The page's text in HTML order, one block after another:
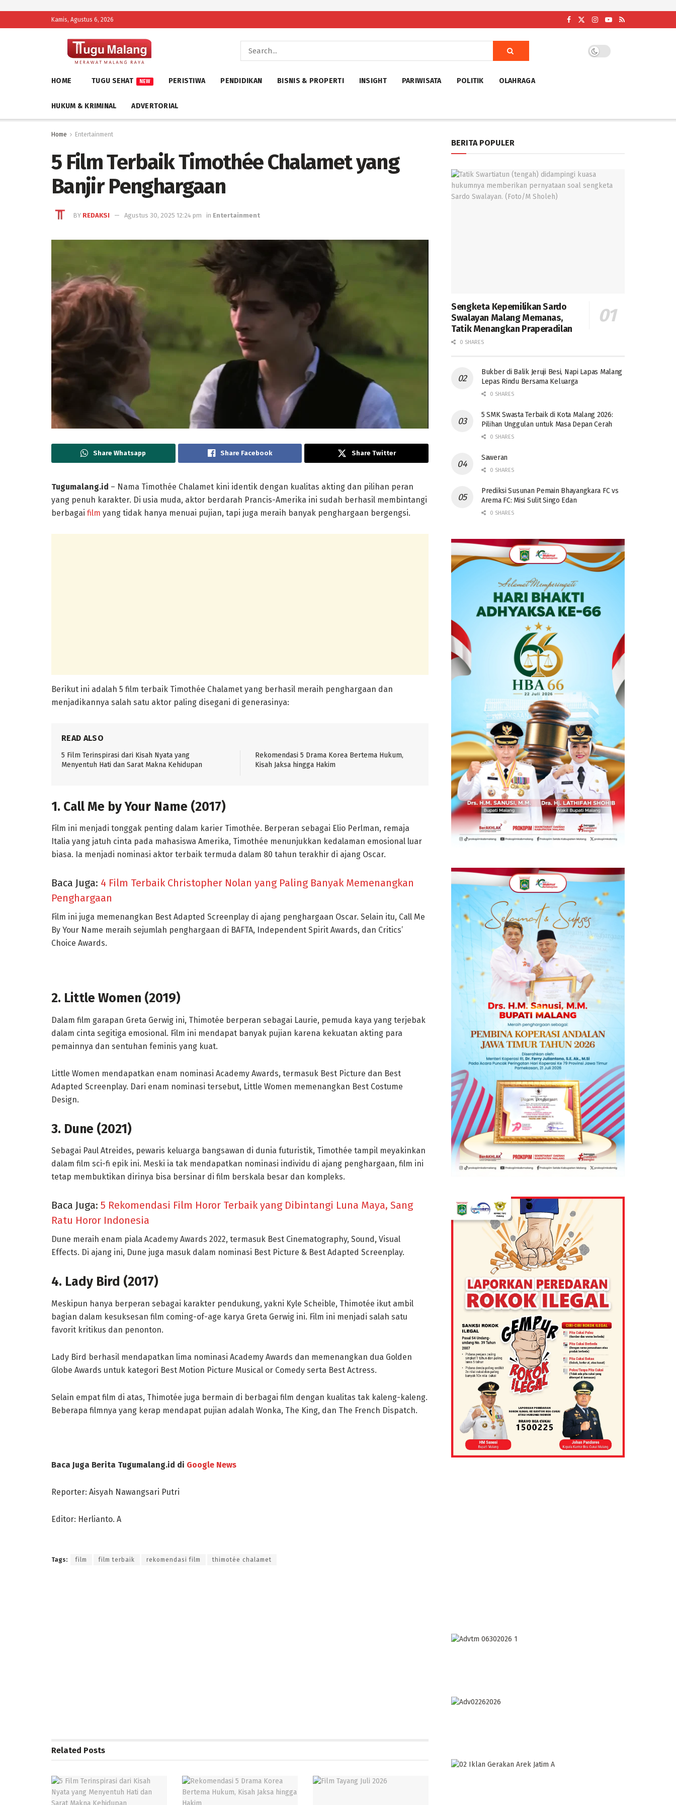
Kamis, Agustus 6, 2026
HOME TUGU SEHAT NEW PERISTIWA PENDIDIKAN BISNIS & PROPERTI INSIGHT PARIWISATA POLITIK OLAHRAGA
HUKUM & KRIMINAL ADVERTORIAL
Home Entertainment
5 Film Terbaik Timothée Chalamet yang
Banjir Penghargaan
BY REDAKSI Agustus 30, 2025 12:24 pm in Entertainment
Share Whatsapp Share Facebook Share Twitter
Tugumalang.id – Nama Timothée Chalamet kini identik dengan kualitas akting dan pilihan peran
yang penuh karakter. Di usia muda, aktor berdarah Prancis-Amerika ini sudah berhasil membintangi
berbagai film yang tidak hanya menuai pujian, tapi juga meraih banyak penghargaan bergengsi.
Berikut ini adalah 5 film terbaik Timothée Chalamet yang berhasil meraih penghargaan dan
menjadikannya salah satu aktor paling disegani di generasinya:
READ ALSO
5 Film Terinspirasi dari Kisah Nyata yang
Menyentuh Hati dan Sarat Makna Kehidupan
Rekomendasi 5 Drama Korea Bertema Hukum,
Kisah Jaksa hingga Hakim
1. Call Me by Your Name (2017)
Film ini menjadi tonggak penting dalam karier Timothée. Berperan sebagai Elio Perlman, remaja
Italia yang jatuh cinta pada mahasiswa Amerika, Timothée menunjukkan kedalaman emosional luar
biasa. Ia menjadi nominasi aktor terbaik termuda dalam 80 tahun terakhir di ajang Oscar.
Baca Juga: 4 Film Terbaik Christopher Nolan yang Paling Banyak Memenangkan
Penghargaan
Film ini juga memenangkan Best Adapted Screenplay di ajang penghargaan Oscar. Selain itu, Call Me
By Your Name meraih sejumlah penghargaan di BAFTA, Independent Spirit Awards, dan Critics’
Choice Awards.
2. Little Women (2019)
Dalam film garapan Greta Gerwig ini, Thimotée berperan sebagai Laurie, pemuda kaya yang terjebak
dalam cinta segitiga emosional. Film ini mendapat banyak pujian karena kekuatan akting para
pemainnya dan sentuhan feminis yang kuat.
Little Women mendapatkan enam nominasi Academy Awards, termasuk Best Picture dan Best
Adapted Screenplay. Dari enam nominasi tersebut, Little Women memenangkan Best Costume
Design.
3. Dune (2021)
Sebagai Paul Atreides, pewaris keluarga bangsawan di dunia futuristik, Timothée tampil meyakinkan
dalam film sci-fi epik ini. Meski ia tak mendapatkan nominasi individu di ajang penghargaan, film ini
tetap membuktikan dirinya bisa bersinar di film berskala besar dan kompleks.
Baca Juga: 5 Rekomendasi Film Horor Terbaik yang Dibintangi Luna Maya, Sang
Ratu Horor Indonesia
Dune meraih enam piala Academy Awards 2022, termasuk Best Cinematography, Sound, Visual
Effects. Di ajang ini, Dune juga masuk dalam nominasi Best Picture & Best Adapted Screenplay.
4. Lady Bird (2017)
Meskipun hanya berperan sebagai karakter pendukung, yakni Kyle Scheible, Thimotée ikut ambil
bagian dalam kesuksesan film coming-of-age karya Greta Gerwig ini. Film ini menjadi salah satu
favorit kritikus dan penonton.
Lady Bird berhasil mendapatkan lima nominasi Academy Awards dan memenangkan dua Golden
Globe Awards untuk kategori Best Motion Picture Musical or Comedy serta Best Actress.
Selain empat film di atas, Thimotée juga bermain di berbagai film dengan kualitas tak kaleng-kaleng.
Beberapa filmnya yang kerap mendapat pujian adalah Wonka, The King, dan The French Dispatch.
Baca Juga Berita Tugumalang.id di Google News
Reporter: Aisyah Nawangsari Putri
Editor: Herlianto. A
Tags: film film terbaik rekomendasi film thimotée chalamet
Related Posts
BERITA POPULER
Sengketa Kepemilikan Sardo
Swalayan Malang Memanas,
Tatik Menangkan Praperadilan
0 SHARES
Bukber di Balik Jeruji Besi, Napi Lapas Malang
Lepas Rindu Bersama Keluarga
0 SHARES
5 SMK Swasta Terbaik di Kota Malang 2026:
Pilihan Unggulan untuk Masa Depan Cerah
0 SHARES
Saweran
0 SHARES
Prediksi Susunan Pemain Bhayangkara FC vs
Arema FC: Misi Sulit Singo Edan
0 SHARES